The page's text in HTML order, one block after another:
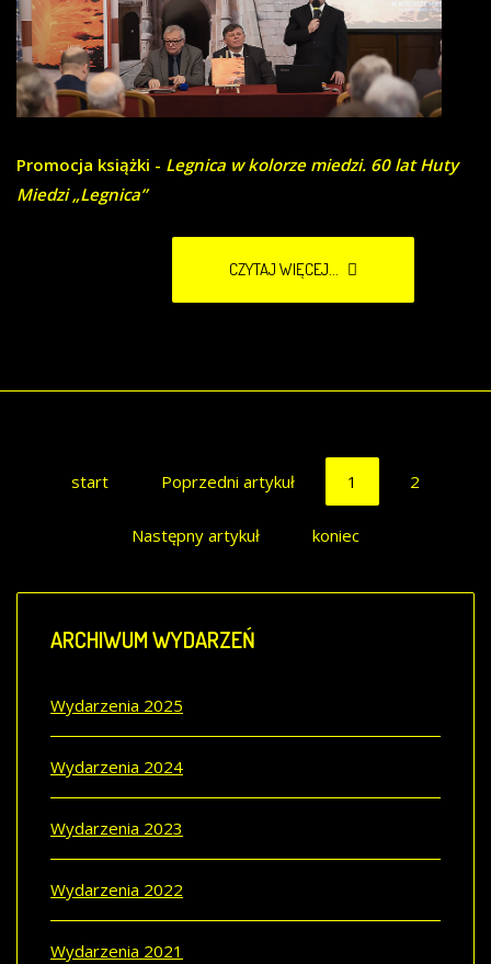
Promocja książki - Legnica w kolorze miedzi. 60 lat Huty
Miedzi „Legnica”
CZYTAJ WIĘCEJ...
start Poprzedni artykuł 1 2
Następny artykuł koniec
ARCHIWUMWYDARZEŃ
Wydarzenia 2025
Wydarzenia 2024
Wydarzenia 2023
Wydarzenia 2022
Wydarzenia 2021